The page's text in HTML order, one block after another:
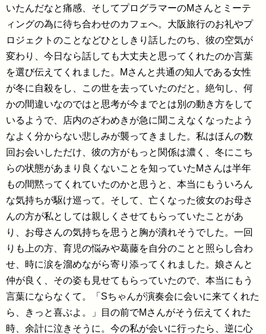
いたんだなと痛感、そしてプログラマーのMさんとミーテ
ィングの為に待ち合わせのカフェへ。大阪旅行のお礼やプ
ロジェクトのことなどひとしきり話したのち、彼の空気が
変わり、今日なら話しても大丈夫と思ってくれたのか言葉
を選び伝えてくれました。Mさんと共通の知人である女性
が冬に自殺をし、この世を去っていたのだと。絶句し、何
かの間違いなのではと思考が今までとは別の動き方をして
いるようで、店内のざわめきが急に聞こえなくなったよう
なよく分からない悲しみが襲ってきました。私はほんの数
回お会いしただけ、彼の方がもっと関係は濃く、冬にこち
らの状態があまり良くないことを知っていたMさんは半年
もの間黙ってくれていたのかと思うと、本当にもういろん
な気持ちが駆け巡って。そして、亡くなった彼女のお母さ
んの方が私としては親しくさせてもらっていたことがあ
り、お母さんの気持ちを思うと胸が潰れそうでした。一回
りも上の方、育児の悩みや葛藤を自分のことと照らし合わ
せ、時に涙を溜めながら寄り添ってくれました。娘さんと
仲が良く、その姿も見せてもらっていたので、本当にもう
言葉にならなくて。「Sちゃんが演奏会に会いに来てくれた
ら、きっと喜ぶよ。」目の前でMさんがそう伝えてくれた
時、余計に泣きそうに。今の私が会いに行ったら、逆に心